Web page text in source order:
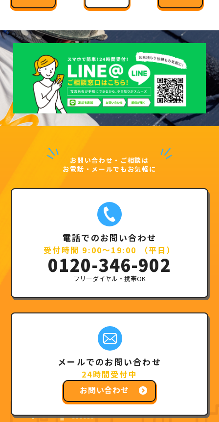
お問い合わせ・ご相談は
お電話・メールでもお気軽に
電話でのお問い合わせ
受付時間 9:00～19:00 （平日）
0120-346-902
フリーダイヤル・携帯OK
メールでのお問い合わせ
24時間受付中
お問い合わせ